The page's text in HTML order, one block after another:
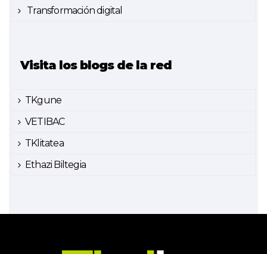
Transformación digital
Visita los blogs de la red
TKgune
VETIBAC
TKlitatea
Ethazi Biltegia